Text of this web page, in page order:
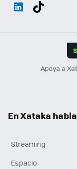
Apoya a
En Xataka
Streaming
Espacio